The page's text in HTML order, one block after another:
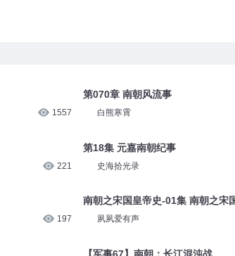
1557
221
197
第070章 南朝风流事
白熊寒霄
第18集 元嘉南朝纪事
史海拾光录
南朝之宋国皇帝史-01集 南朝之宋
夙夙爱有声
【军事67】南朝：长江混沌战